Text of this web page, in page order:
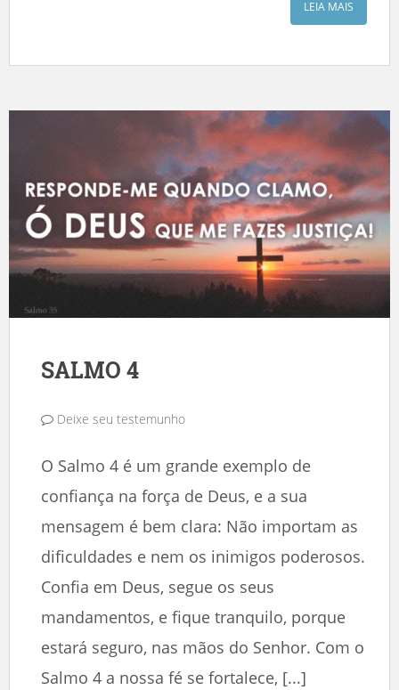
LEIA MAIS
SALMO 4
Deixe seu testemunho
O Salmo 4 é um grande exemplo de
confiança na força de Deus, e a sua
mensagem é bem clara: Não importam as
dificuldades e nem os inimigos poderosos.
Confia em Deus, segue os seus
mandamentos, e fique tranquilo, porque
estará seguro, nas mãos do Senhor. Com o
Salmo 4 a nossa fé se fortalece, [...]